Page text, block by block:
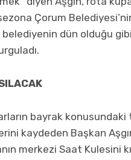
Çorum
dün olduğu
bayrak konusundaki
kaydeden Başkan
merkezi Saat Kulesini